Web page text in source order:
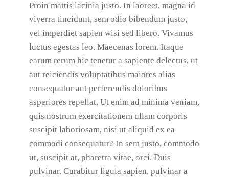
Proin mattis lacinia justo. In laoreet, magna id
viverra tincidunt, sem odio bibendum justo,
vel imperdiet sapien wisi sed libero. Vivamus
luctus egestas leo. Maecenas lorem. Itaque
earum rerum hic tenetur a sapiente delectus, ut
aut reiciendis voluptatibus maiores alias
consequatur aut perferendis doloribus
asperiores repellat. Ut enim ad minima veniam,
quis nostrum exercitationem ullam corporis
suscipit laboriosam, nisi ut aliquid ex ea
commodi consequatur? In sem justo, commodo
ut, suscipit at, pharetra vitae, orci. Duis
pulvinar. Curabitur ligula sapien, pulvinar a